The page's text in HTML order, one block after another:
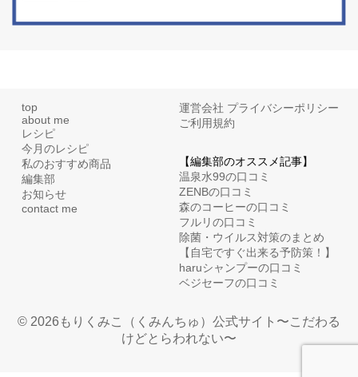
top
about me
レシピ
今月のレシピ
私のおすすめ商品
編集部
お知らせ
contact me
運営会社 プライバシーポリシー
ご利用規約
【編集部のオススメ記事】
温泉水99の口コミ
ZENBの口コミ
森のコーヒーの口コミ
フルリの口コミ
除菌・ウイルス対策のまとめ
【自宅ですぐ出来る予防策！】
haruシャンプーの口コミ
ベジセーフの口コミ
© 2026もりくみこ（くみんちゅ）公式サイト〜こだわる
けどとらわれない〜